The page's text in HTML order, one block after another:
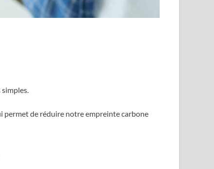
permet de réduire notre empreinte carbone